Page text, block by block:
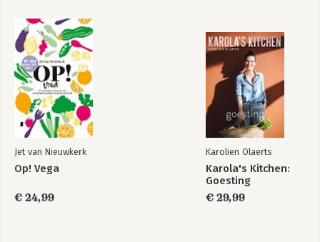
PUDDING 278
Pandan 290
Basis 304
Chili-olie en crisp 310
Register 328
Dank 335
Jet van Nieuwkerk
Op! Vega
€ 24,99
Karolien Olaerts
Karola's Kitchen:
Goesting
€ 29,99